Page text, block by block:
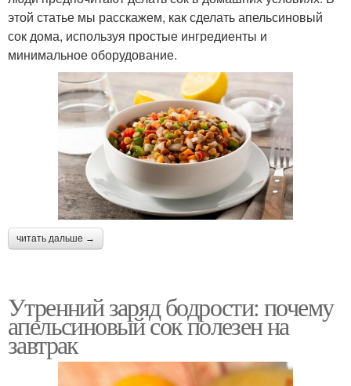
этой статье мы расскажем, как сделать апельсиновый
сок дома, используя простые ингредиенты и
минимальное оборудование.
читать дальше →
Утренний заряд бодрости: почему
апельсиновый сок полезен на
завтрак